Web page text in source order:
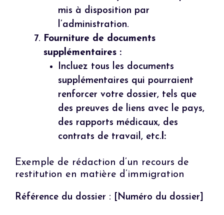
mis à disposition par
l’administration.
Fourniture de documents
supplémentaires :
Incluez tous les documents
supplémentaires qui pourraient
renforcer votre dossier, tels que
des preuves de liens avec le pays,
des rapports médicaux, des
contrats de travail, etc.l:
Exemple de rédaction d’un recours de
restitution en matière d’immigration
Référence du dossier : [Numéro du dossier]